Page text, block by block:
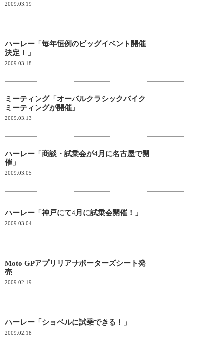
2009.03.19
ハーレー「毎年恒例のビッグイベント開催
決定！」
2009.03.18
ミーティング「オーバルクラシックバイク
ミーティングが開催」
2009.03.13
ハーレー「商談・試乗会が4月に名古屋で開
催」
2009.03.05
ハーレー「神戸にて4月に試乗会開催！」
2009.03.04
Moto GPアプリリアサポーターズシート発
売
2009.02.19
ハーレー「ショベルに試乗できる！」
2009.02.18